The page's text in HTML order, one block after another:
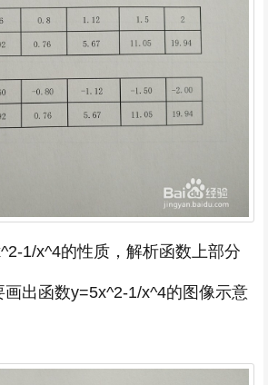
1/x^4的性质，解析函数上部分
画出函数y=5x^2-1/x^4的图像示意